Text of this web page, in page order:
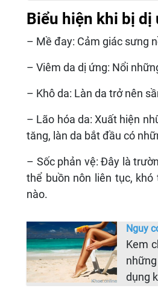
Biểu hiện khi bị dị
– Mề đay: Cảm giác sưng
– Viêm da dị ứng: Nổi
– Khô da: Làn da trở nên
– Lão hóa da: Xuất hiện
tăng, làn da bắt đầu có
– Sốc phản vệ: Đây là
thể buồn nôn liên tục,
nào.
Nguy
Kem
dụng